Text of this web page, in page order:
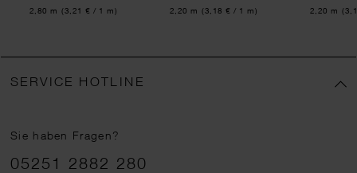
Inhalt:
2,80 m (3,21 € / 1 m) Inhalt:
2,20 m (3,18 € / 1 m) Inhalt:
2,20 m
SERVICE HOTLINE
Sie haben Fragen?
Telefonnummer
05251 2882 280